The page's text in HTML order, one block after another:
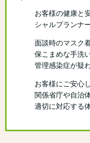
お客様の健康と
シャルプランナ
面談時のマスク
保こまめな手洗
管理感染症が疑
お客様にご安心
関係省庁や自治
適切に対応する